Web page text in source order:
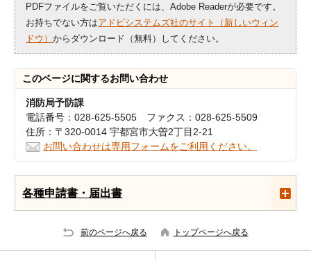
PDFファイルをご覧いただくには、Adobe Readerが必要です。
お持ちでない方はアドビシステムズ社のサイト（新しいウィン
ドウ）からダウンロード（無料）してください。
このページに関するお問い合わせ
消防局予防課
電話番号：028-625-5505 ファクス：028-625-5509
住所：〒320-0014 宇都宮市大曽2丁目2-21
お問い合わせは専用フォームをご利用ください。
各種申請書・届出書
前のページへ戻る トップページへ戻る